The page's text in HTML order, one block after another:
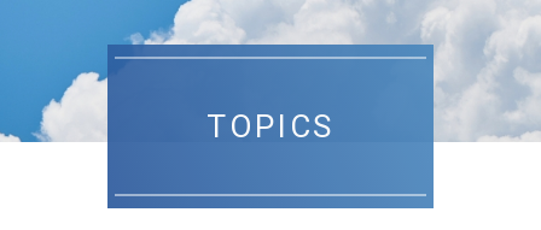
入試案内
進路・進学
卒業生の皆様へ
TOPICS